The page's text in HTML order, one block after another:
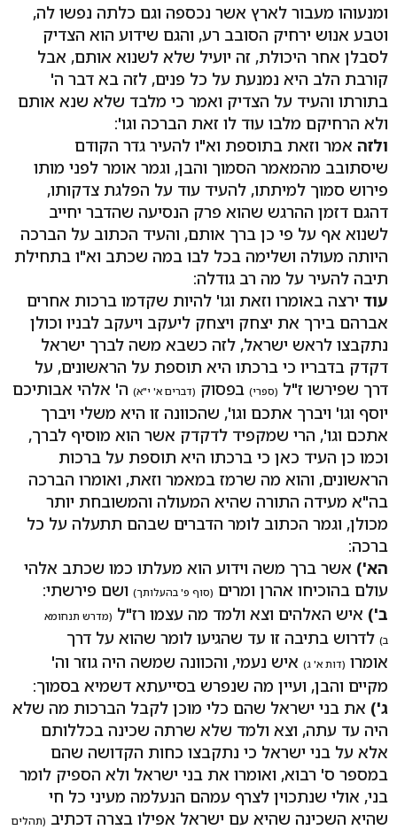
ומנעוהו מעבור לארץ אשר נכספה וגם כלתה נפשו לה,
וטבע אנוש ירחיק הסובב רע, והגם שידוע הוא הצדיק
לסבלן אחר היכולת, זה יועיל שלא לשנוא אותם, אבל
קורבת הלב היא נמנעת על כל פנים, לזה בא דבר ה'
בתורתו והעיד על הצדיק ואמר כי מלבד שלא שנא אותם
ולא הרחיקם מלבו עוד לו זאת הברכה וגו':
ולזה אמר וזאת בתוספת וא"ו להעיר גדר הקודם
שיסתובב מהמאמר הסמוך והבן, וגמר אומר לפני מותו
פירוש סמוך למיתתו, להעיד עוד על הפלגת צדקותו,
דהגם דזמן ההרגש שהוא פרק הנסיעה שהדבר יחייב
לשנוא אף על פי כן ברך אותם, והעיד הכתוב על הברכה
היותה מעולה ושלימה בכל לבו במה שכתב וא"ו בתחילת
תיבה להעיר על מה רב גודלה:
עוד ירצה באומרו וזאת וגו' להיות שקדמו ברכות אחרים
אברהם בירך את יצחק ויצחק ליעקב ויעקב לבניו וכולן
נתקבצו לראש ישראל, לזה כשבא משה לברך ישראל
דקדק בדבריו כי ברכתו היא תוספת על הראשונים, על
דרך שפירשו ז"ל (ספרי) בפסוק (דברים א' י"א) ה' אלהי אבותיכם
יוסף וגו' ויברך אתכם וגו', שהכוונה זו היא משלי ויברך
אתכם וגו', הרי שמקפיד לדקדק אשר הוא מוסיף לברך,
וכמו כן העיד כאן כי ברכתו היא תוספת על ברכות
הראשונים, והוא מה שרמז במאמר וזאת, ואומרו הברכה
בה"א מעידה התורה שהיא המעולה והמשובחת יותר
מכולן, וגמר הכתוב לומר הדברים שבהם תתעלה על כל
ברכה:
הא') אשר ברך משה וידוע הוא מעלתו כמו שכתב אלהי
עולם בהוכיחו אהרן ומרים (סוף פ' בהעלותך) ושם פירשתי:
ב') איש האלהים וצא ולמד מה עצמו רז"ל (מדרש תנחומא
ב) לדרוש בתיבה זו עד שהגיעו לומר שהוא על דרך
אומרו (דות א' ג) איש נעמי, והכוונה שמשה היה גוזר וה'
מקיים והבן, ועיין מה שנפרש בסייעתא דשמיא בסמוך:
ג') את בני ישראל שהם כלי מוכן לקבל הברכות מה שלא
היה עד עתה, וצא ולמד שלא שרתה שכינה בכללותם
אלא על בני ישראל כי נתקבצו כחות הקדושה שהם
במספר ס' רבוא, ואומרו את בני ישראל ולא הספיק לומר
בני, אולי שנתכוין לצרף עמהם הנעלמה מעיני כל חי
שהיא השכינה שהיא עם ישראל אפילו בצרה דכתיב (תהלים